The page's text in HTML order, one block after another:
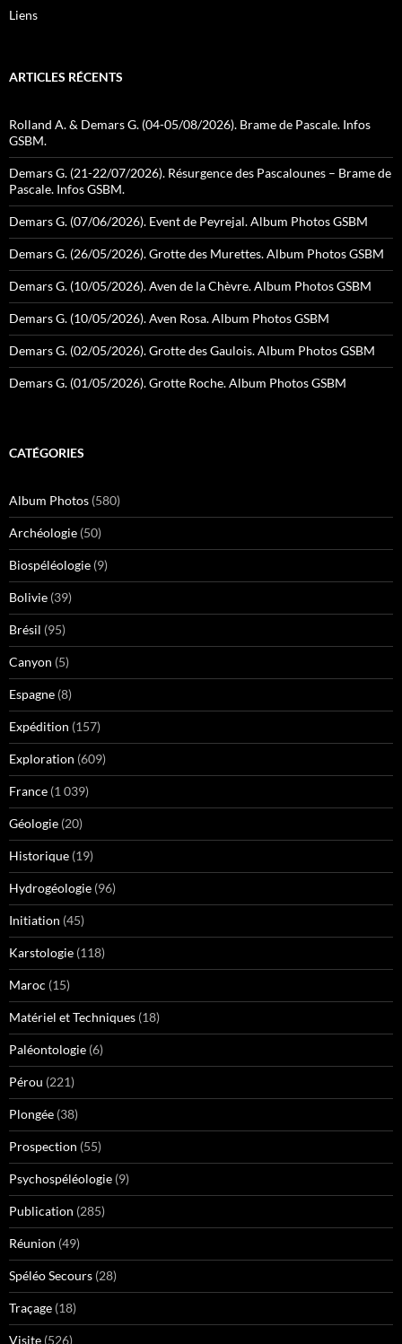
Liens
ARTICLES RÉCENTS
Rolland A. & Demars G. (04-05/08/2026). Brame de Pascale. Infos
GSBM.
Demars G. (21-22/07/2026). Résurgence des Pascalounes – Brame de
Pascale. Infos GSBM.
Demars G. (07/06/2026). Event de Peyrejal. Album Photos GSBM
Demars G. (26/05/2026). Grotte des Murettes. Album Photos GSBM
Demars G. (10/05/2026). Aven de la Chèvre. Album Photos GSBM
Demars G. (10/05/2026). Aven Rosa. Album Photos GSBM
Demars G. (02/05/2026). Grotte des Gaulois. Album Photos GSBM
Demars G. (01/05/2026). Grotte Roche. Album Photos GSBM
CATÉGORIES
Album Photos (580)
Archéologie (50)
Biospéléologie (9)
Bolivie (39)
Brésil (95)
Canyon (5)
Espagne (8)
Expédition (157)
Exploration (609)
France (1 039)
Géologie (20)
Historique (19)
Hydrogéologie (96)
Initiation (45)
Karstologie (118)
Maroc (15)
Matériel et Techniques (18)
Paléontologie (6)
Pérou (221)
Plongée (38)
Prospection (55)
Psychospéléologie (9)
Publication (285)
Réunion (49)
Spéléo Secours (28)
Traçage (18)
Visite (526)